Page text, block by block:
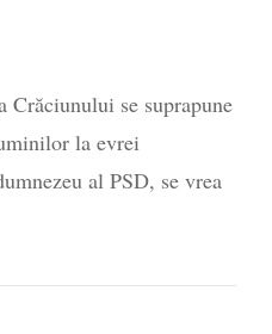
Crăciunului se suprapune
la evrei
al PSD, se vrea